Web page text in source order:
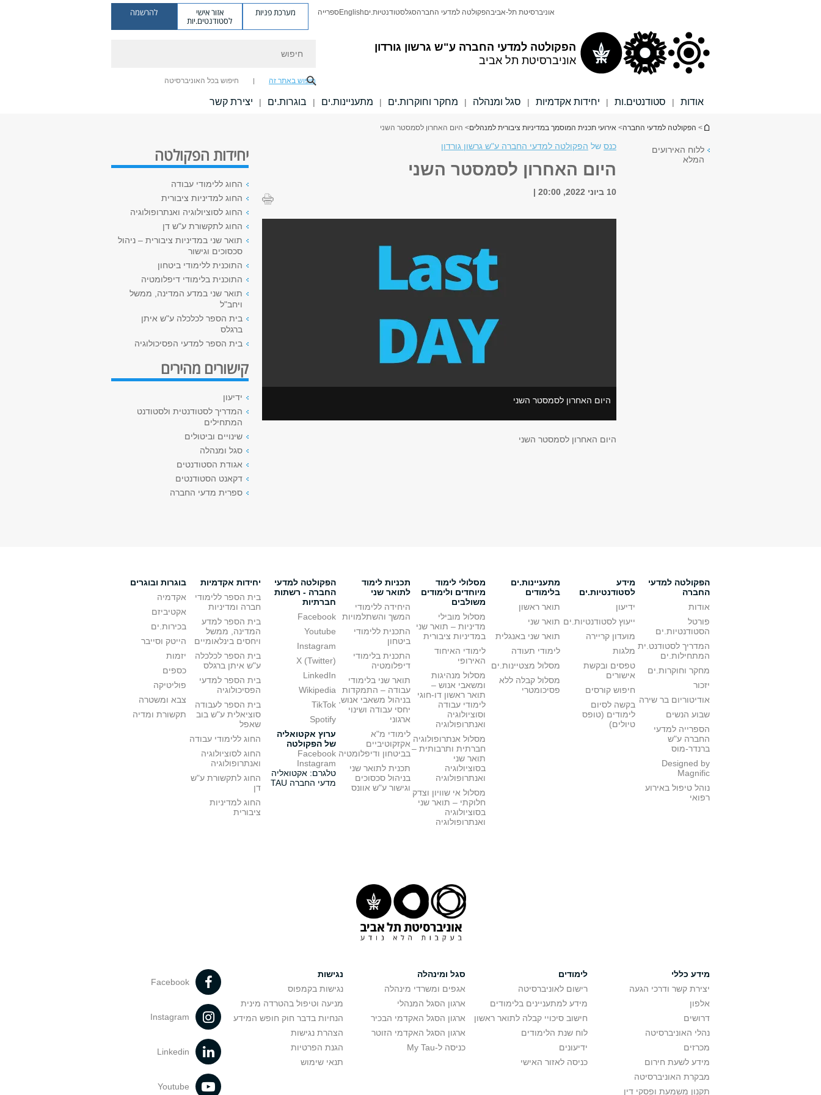
הפקולטה למדעי החברה ע"ש גרשון גורדון
אוניברסיטת תל אביב
אוניברסיטת תל-אביבהפקולטה למדעי החברהסגלסטודנטיות.יםEnglishספרייה מערכת פניות אזור אישי
לסטודנטים.יות
להרשמה
חיפוש באתר זה חיפוש בכל האוניברסיטה
אודות | סטודנטים.ות | יחידות אקדמיות | סגל ומנהלה | מחקר וחוקרות.ים | מתעניינות.ים | בוגרות.ים | יצירת קשר
הינך נמצא כאן
> הפקולטה למדעי החברה> אירועי תכנית המוסמך במדיניות ציבורית למנהלים> היום האחרון לסמסטר השני
ללוח האירועים
המלא
כנס של הפקולטה למדעי החברה ע"ש גרשון גורדון
היום האחרון לסמסטר השני
10 ביוני 2022, 20:00
היום האחרון לסמסטר השני
היום האחרון לסמסטר השני
יחידות הפקולטה
החוג ללימודי עבודה
החוג למדיניות ציבורית
החוג לסוציולוגיה ואנתרופולוגיה
החוג לתקשורת ע"ש דן
תואר שני במדיניות ציבורית – ניהול
סכסוכים וגישור
התוכנית ללימודי ביטחון
התוכנית בלימודי דיפלומטיה
תואר שני במדע המדינה, ממשל
ויחב"ל
בית הספר לכלכלה ע"ש איתן
ברגלס
בית הספר למדעי הפסיכולוגיה
קישורים מהירים
ידיעון
המדריך לסטודנטית ולסטודנט
המתחילים
שינויים וביטולים
סגל ומנהלה
אגודת הסטודנטים
דקאנט הסטודנטים
ספרית מדעי החברה
הפקולטה למדעי
החברה
אודות
פורטל
הסטודנטיות.ים
המדריך לסטודנט.ית
המתחילות.ים
מחקר וחוקרות.ים
יזכור
אודיטוריום בר שירה
שבוע הנשים
הספרייה למדעי
החברה ע"ש
ברנדר-מוס
Designed by
Magnific
נוהל טיפול באירוע
רפואי
מידע
לסטודנטיות.ים
ידיעון
ייעוץ לסטודנטיות.ים
מועדון קריירה
מלגות
טפסים ובקשת
אישורים
חיפוש קורסים
בקשה לסיום
לימודים (טופס
טיולים)
מתעניינות.ים
בלימודים
תואר ראשון
תואר שני
תואר שני באנגלית
לימודי תעודה
מסלול מצטיינות.ים
מסלול קבלה ללא
פסיכומטרי
מסלולי לימוד
מיוחדים ולימודים
משולבים
מסלול מובילי
מדיניות – תואר שני
במדיניות ציבורית
לימודי האיחוד
האירופי
מסלול מנהיגות
ומשאבי אנוש –
תואר ראשון דו-חוגי
לימודי עבודה
וסוציולוגיה
ואנתרופולוגיה
מסלול אנתרופולוגיה
חברתית ותרבותית –
תואר שני
בסוציולוגיה
ואנתרופולוגיה
מסלול אי שוויון וצדק
חלוקתי – תואר שני
בסוציולוגיה
ואנתרופולוגיה
תכניות לימוד
לתואר שני
היחידה ללימודי
המשך והשתלמויות
התכנית ללימודי
ביטחון
התכנית בלימודי
דיפלומטיה
תואר שני בלימודי
עבודה – התמקדות
בניהול משאבי אנוש,
יחסי עבודה ושינוי
ארגוני
לימודי מ"א
אקזקוטיביים
בביטחון ודיפלומטיה
תכנית לתואר שני
בניהול סכסוכים
וגישור ע"ש אוונס
הפקולטה למדעי
החברה - רשתות
חברתיות
Facebook
Youtube
Instagram
X (Twitter)
LinkedIn
Wikipedia
TikTok
Spotify
ערוץ אקטואליה
של הפקולטה
Facebook
Instagram
טלגרם: אקטואליה
מדעי החברה TAU
יחידות אקדמיות
בית הספר ללימודי
חברה ומדיניות
בית הספר למדע
המדינה, ממשל
ויחסים בינלאומיים
בית הספר לכלכלה
ע"ש איתן ברגלס
בית הספר למדעי
הפסיכולוגיה
בית הספר לעבודה
סוציאלית ע"ש בוב
שאפל
החוג ללימודי עבודה
החוג לסוציולוגיה
ואנתרופולוגיה
החוג לתקשורת ע"ש
דן
החוג למדיניות
ציבורית
בוגרות ובוגרים
אקדמיה
אקטיביזם
בכירות.ים
הייטק וסייבר
יזמות
כספים
פוליטיקה
צבא ומשטרה
תקשורת ומדיה
מידע כללי
יצירת קשר ודרכי הגעה
אלפון
דרושים
נהלי האוניברסיטה
מכרזים
מידע לשעת חירום
מבקרת האוניברסיטה
תקנון משמעת ופסקי דין
לימודים
רישום לאוניברסיטה
מידע למתעניינים בלימודים
חישוב סיכויי קבלה לתואר ראשון
לוח שנת הלימודים
ידיעונים
כניסה לאזור האישי
סגל ומינהלה
אגפים ומשרדי מינהלה
ארגון הסגל המנהלי
ארגון הסגל האקדמי הבכיר
ארגון הסגל האקדמי הזוטר
כניסה ל-My Tau
נגישות
נגישות בקמפוס
מניעה וטיפול בהטרדה מינית
הנחיות בדבר חוק חופש המידע
הצהרת נגישות
הגנת הפרטיות
תנאי שימוש
Facebook
Instagram
Linkedin
Youtube